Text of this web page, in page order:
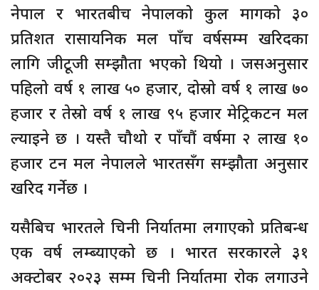
नेपाल र भारतबीच नेपालको कुल मागको ३०
प्रतिशत रासायनिक मल पाँच वर्षसम्म खरिदका
लागि जीटूजी सम्झौता भएको थियो । जसअनुसार
पहिलो वर्ष १ लाख ५० हजार, दोस्रो वर्ष १ लाख ७०
हजार र तेस्रो वर्ष १ लाख ९५ हजार मेट्रिकटन मल
ल्याइने छ । यस्तै चौथो र पाँचौं वर्षमा २ लाख १०
हजार टन मल नेपालले भारतसँग सम्झौता अनुसार
खरिद गर्नेछ ।
यसैबिच भारतले चिनी निर्यातमा लगाएको प्रतिबन्ध
एक वर्ष लम्ब्याएको छ । भारत सरकारले ३१
अक्टोबर २०२३ सम्म चिनी निर्यातमा रोक लगाउने